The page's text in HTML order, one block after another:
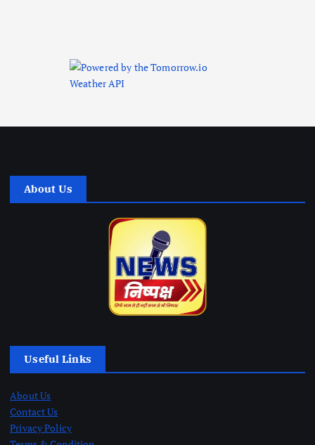
About Us
Useful Links
About Us
Contact Us
Privacy Policy